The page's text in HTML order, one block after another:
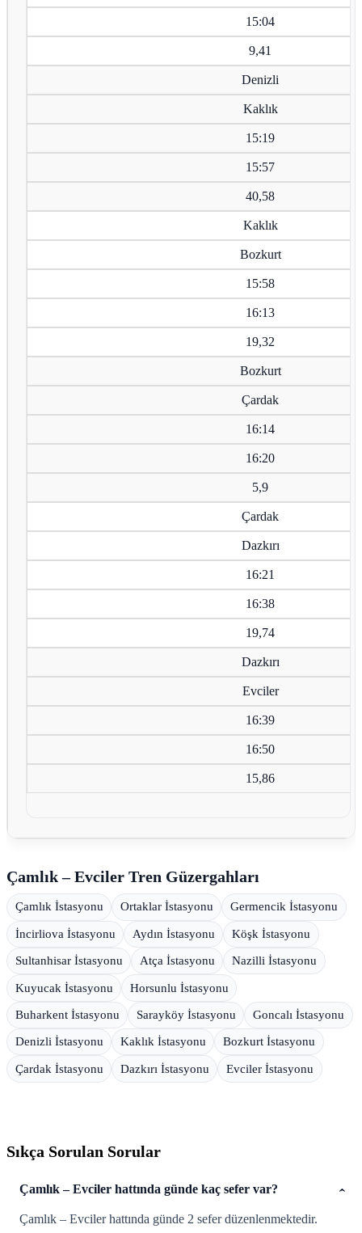
15:04
9,41
Denizli
Kaklık
15:19
15:57
40,58
Kaklık
Bozkurt
15:58
16:13
19,32
Bozkurt
Çardak
16:14
16:20
5,9
Çardak
Dazkırı
16:21
16:38
19,74
Dazkırı
Evciler
16:39
16:50
15,86
Çamlık – Evciler Tren Güzergahları
Çamlık İstasyonu Ortaklar İstasyonu Germencik İstasyonu
İncirliova İstasyonu Aydın İstasyonu Köşk İstasyonu
Sultanhisar İstasyonu Atça İstasyonu Nazilli İstasyonu
Kuyucak İstasyonu Horsunlu İstasyonu
Buharkent İstasyonu Sarayköy İstasyonu Goncalı İstasyonu
Denizli İstasyonu Kaklık İstasyonu Bozkurt İstasyonu
Çardak İstasyonu Dazkırı İstasyonu Evciler İstasyonu
Sıkça Sorulan Sorular
Çamlık – Evciler hattında günde kaç sefer var?
Çamlık – Evciler hattında günde 2 sefer düzenlenmektedir.